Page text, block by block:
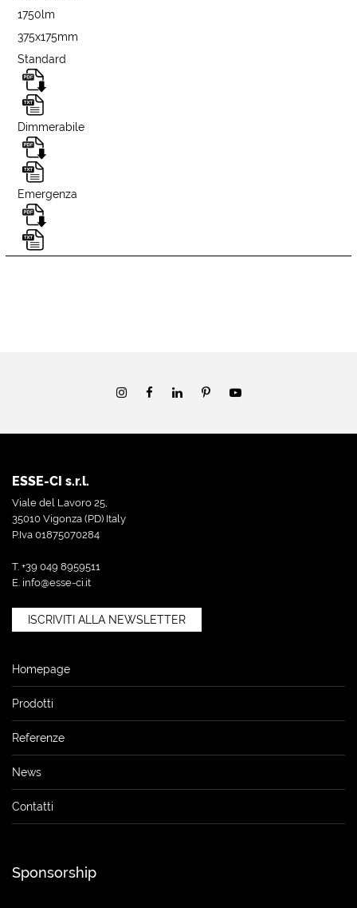
1750lm
375x175mm
Standard
Dimmerabile
Emergenza
ESSE-CI s.r.l.
Viale del Lavoro 25,
35010 Vigonza (PD) Italy
P.Iva 01875070284
T. +39 049 8959511
E. info@esse-ci.it
ISCRIVITI ALLA NEWSLETTER
Homepage
Prodotti
Referenze
News
Contatti
Sponsorship